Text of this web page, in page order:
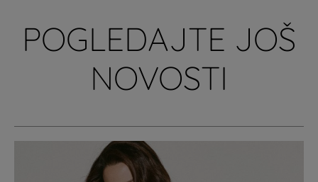
POGLEDAJTE JOŠ
NOVOSTI